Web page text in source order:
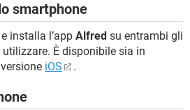
smartphone
installa l’app Alfred su entrambi gli
È disponibile sia in
iOS .